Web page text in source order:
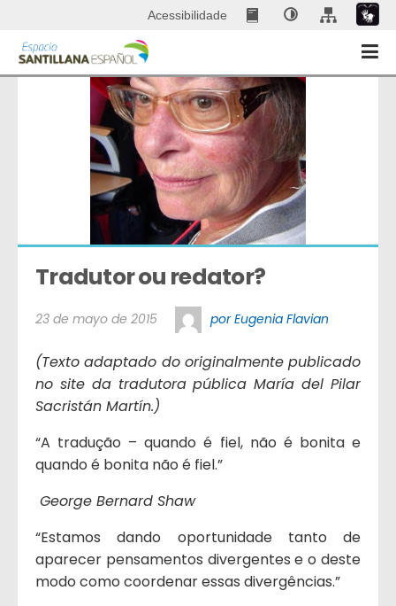
Acessibilidade
Tradutor ou redator?
23 de mayo de 2015 por Eugenia Flavian
(Texto adaptado do originalmente publicado
no site da tradutora pública María del Pilar
Sacristán Martín.)
“A tradução – quando é fiel, não é bonita e
quando é bonita não é fiel.”
George Bernard Shaw
“Estamos dando oportunidade tanto de
aparecer pensamentos divergentes e o deste
modo como coordenar essas divergências.”